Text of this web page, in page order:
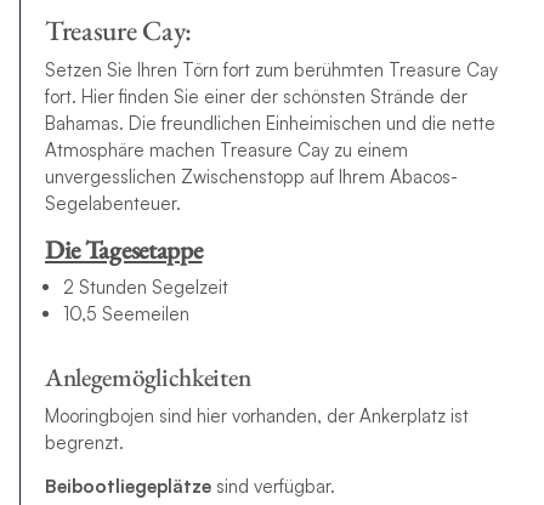
Treasure Cay:
Setzen Sie Ihren Törn fort zum berühmten Treasure Cay
fort. Hier finden Sie einer der schönsten Strände der
Bahamas. Die freundlichen Einheimischen und die nette
Atmosphäre machen Treasure Cay zu einem
unvergesslichen Zwischenstopp auf Ihrem Abacos-
Segelabenteuer.
Die Tagesetappe
2 Stunden Segelzeit
10,5 Seemeilen
Anlegemöglichkeiten
Mooringbojen sind hier vorhanden, der Ankerplatz ist
begrenzt.
Beibootliegeplätze sind verfügbar.